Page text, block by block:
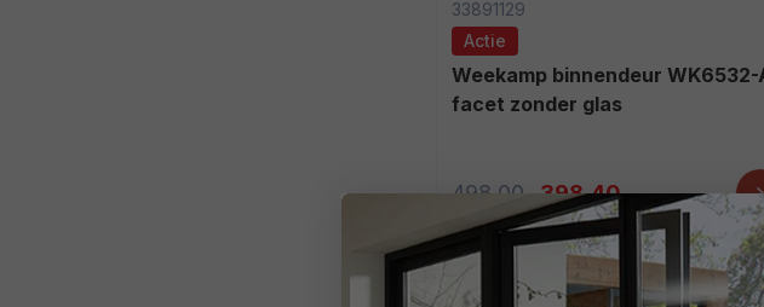
33891129
Actie
Weekamp binnendeur WK6532-A1
facet zonder glas
498,00 398,40